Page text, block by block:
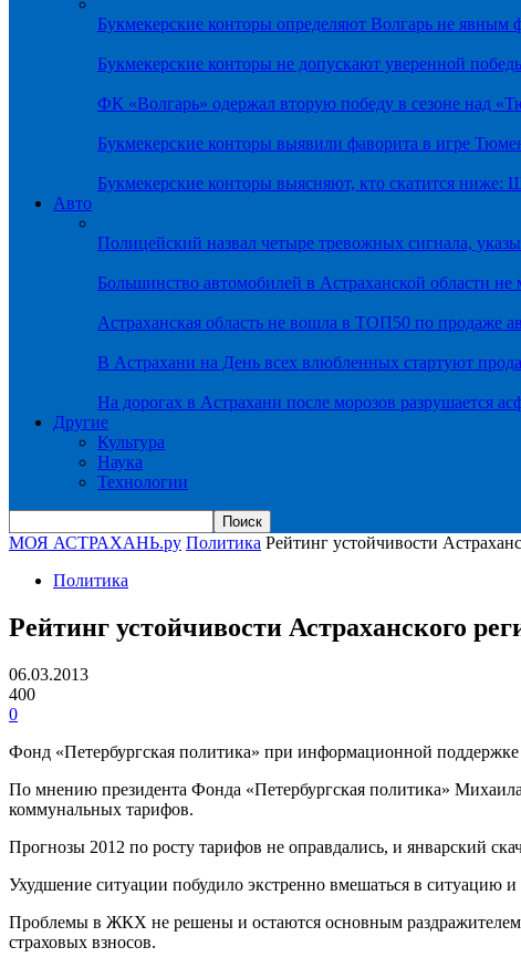
Букмекерские конторы определяют Волгарь не
Букмекерские конторы не допускают уверенной
ФК «Волгарь» одержал вторую победу в сезоне над
Букмекерские конторы выявили фаворита в игре
Букмекерские конторы выясняют, кто скатится ниже:
Авто
Полицейский назвал четыре тревожных сигнала,
Большинство автомобилей в Астраханской области не
Астраханская область не вошла в ТОП50 по продаже
В Астрахани на День всех влюбленных стартуют
На дорогах в Астрахани после морозов разрушается
Другие
Культура
Наука
Технологии
МОЯ АСТРАХАНЬ.ру Политика Рейтинг устойчивости
Политика
Рейтинг устойчивости Астраханского
06.03.2013
400
0
Фонд «Петербургская политика» при информационной поддержке
По мнению президента Фонда «Петербургская политика»
коммунальных тарифов.
Прогнозы 2012 по росту тарифов не оправдались, и январский
Ухудшение ситуации побудило экстренно вмешаться в ситуацию
Проблемы в ЖКХ не решены и остаются основным раздражителем
страховых взносов.